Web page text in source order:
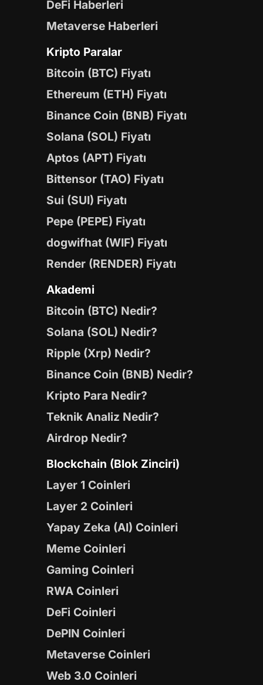
DeFi Haberleri
Metaverse Haberleri
Kripto Paralar
Bitcoin (BTC) Fiyatı
Ethereum (ETH) Fiyatı
Binance Coin (BNB) Fiyatı
Solana (SOL) Fiyatı
Aptos (APT) Fiyatı
Bittensor (TAO) Fiyatı
Sui (SUI) Fiyatı
Pepe (PEPE) Fiyatı
dogwifhat (WIF) Fiyatı
Render (RENDER) Fiyatı
Akademi
Bitcoin (BTC) Nedir?
Solana (SOL) Nedir?
Ripple (Xrp) Nedir?
Binance Coin (BNB) Nedir?
Kripto Para Nedir?
Teknik Analiz Nedir?
Airdrop Nedir?
Blockchain (Blok Zinciri)
Layer 1 Coinleri
Layer 2 Coinleri
Yapay Zeka (AI) Coinleri
Meme Coinleri
Gaming Coinleri
RWA Coinleri
DeFi Coinleri
DePIN Coinleri
Metaverse Coinleri
Web 3.0 Coinleri